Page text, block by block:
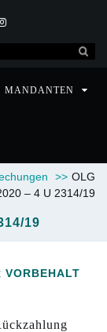
MANDANTEN
>> OLG
– 4 U 2314/19
19
VORBEHALT